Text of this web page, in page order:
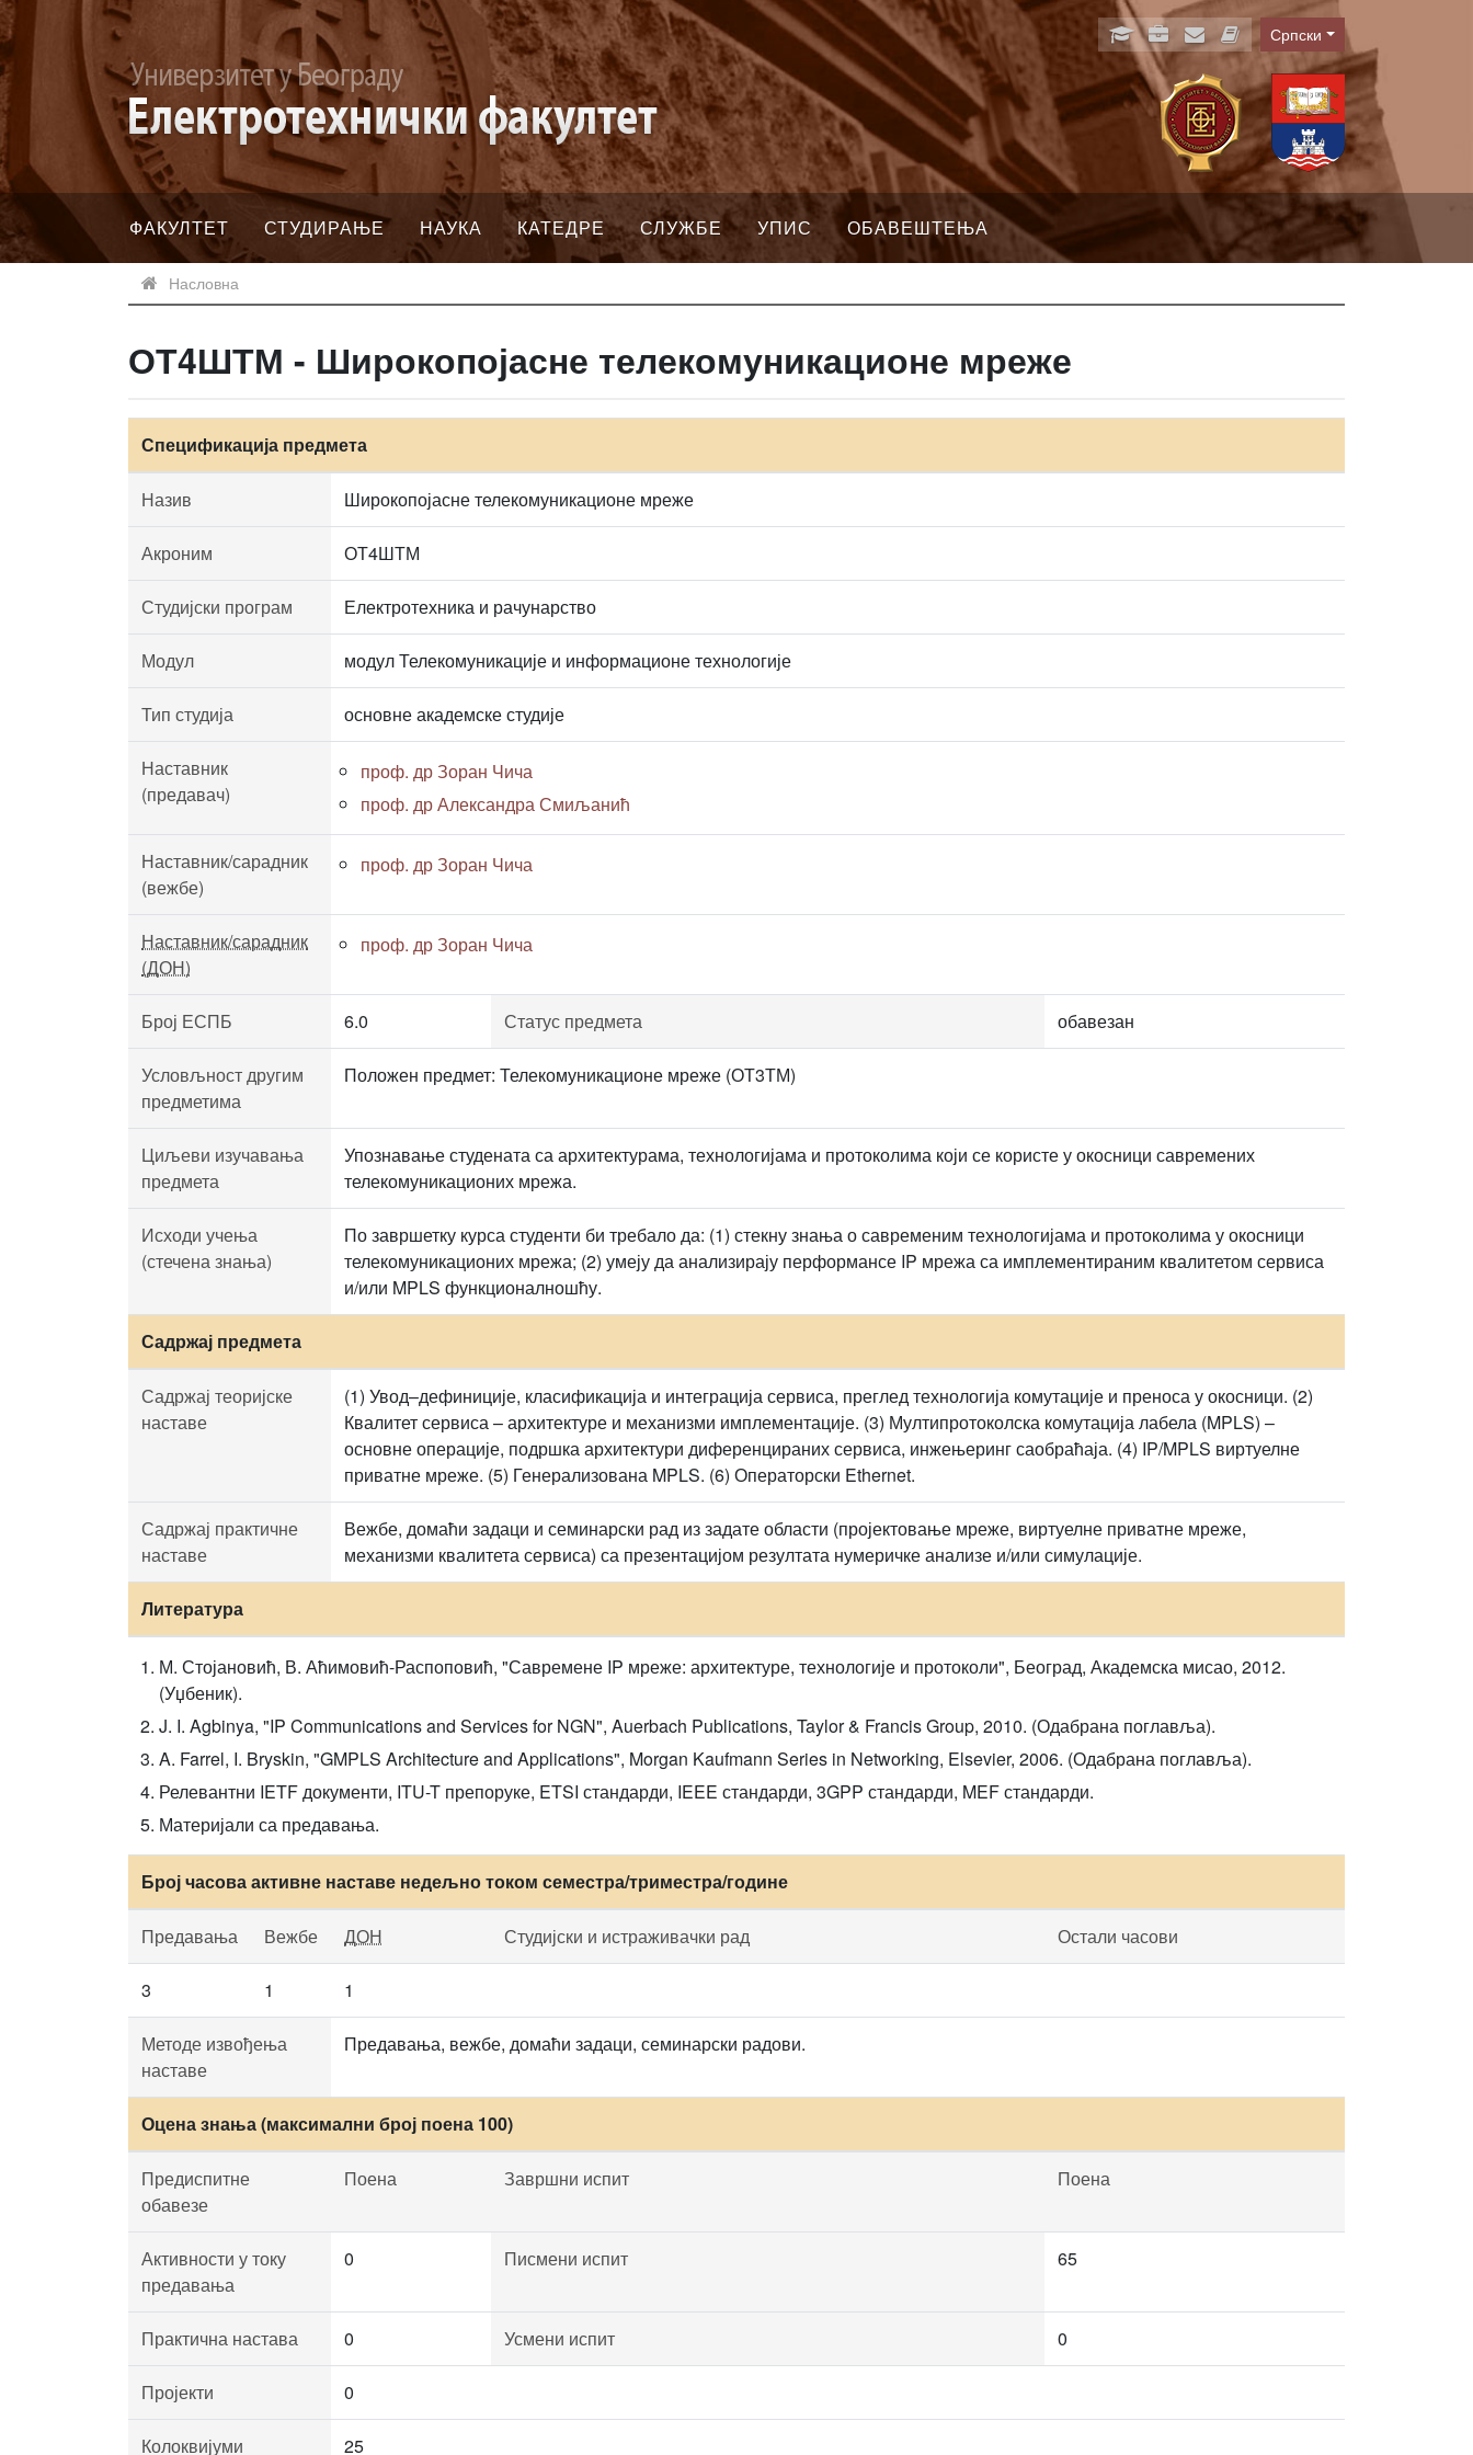
Language
Српски
ФАКУЛТЕТ СТУДИРАЊЕ НАУКА КАТЕДРЕ СЛУЖБЕ УПИС ОБАВЕШТЕЊА
Насловна
ОТ4ШТМ - Широкопојасне телекомуникационе мреже
Спецификација предмета
Назив Широкопојасне телекомуникационе мреже
Акроним ОТ4ШТМ
Студијски програм Електротехника и рачунарство
Модул модул Телекомуникације и информационе технологије
Тип студија основне академске студије
Наставник
(предавач)
проф. др Зоран Чича
проф. др Александра Смиљанић
Наставник/сарадник
(вежбе)
проф. др Зоран Чича
Наставник/сарадник
(ДОН)
проф. др Зоран Чича
Број ЕСПБ 6.0 Статус предмета обавезан
Условљност другим
предметима
Положен предмет: Телекомуникационе мреже (ОТ3ТМ)
Циљеви изучавања
предмета
Упознавање студената са архитектурама, технологијама и протоколима који се користе у окосници савремених
телекомуникационих мрежа.
Исходи учења
(стечена знања)
По завршетку курса студенти би требало да: (1) стекну знања о савременим технологијама и протоколима у окосници
телекомуникационих мрежа; (2) умеју да анализирају перформансе IP мрежа са имплементираним квалитетом сервиса
и/или MPLS функционалношћу.
Садржај предмета
Садржај теоријске
наставе
(1) Увод–дефиниције, класификација и интеграција сервиса, преглед технологија комутације и преноса у окосници. (2)
Квалитет сервиса – архитектуре и механизми имплементације. (3) Мултипротоколска комутација лабела (MPLS) –
основне операције, подршка архитектури диференцираних сервиса, инжењеринг саобраћаја. (4) IP/MPLS виртуелне
приватне мреже. (5) Генерализована MPLS. (6) Операторски Ethernet.
Садржај практичне
наставе
Вежбе, домаћи задаци и семинарски рад из задате области (пројектовање мреже, виртуелне приватне мреже,
механизми квалитета сервиса) са презентацијом резултата нумеричке анализе и/или симулације.
Литература
М. Стојановић, В. Аћимовић-Распоповић, "Савремене IP мреже: архитектуре, технологије и протоколи", Београд, Академска мисао, 2012.
(Уџбеник).
J. I. Agbinya, "IP Communications and Services for NGN", Auerbach Publications, Taylor & Francis Group, 2010. (Одабрана поглавља).
A. Farrel, I. Bryskin, "GMPLS Architecture and Applications", Morgan Kaufmann Series in Networking, Elsevier, 2006. (Одабрана поглавља).
Релевантни IETF документи, ITU-T препоруке, ETSI стандарди, IEEE стандарди, 3GPP стандарди, MEF стандарди.
Материјали са предавања.
Број часова активне наставе недељно током семестра/триместра/године
Предавања Вежбе ДОН Студијски и истраживачки рад Остали часови
3 1 1
Методе извођења
наставе
Предавања, вежбе, домаћи задаци, семинарски радови.
Оцена знања (максимални број поена 100)
Предиспитне
обавезе
Поена Завршни испит Поена
Активности у току
предавања
0 Писмени испит 65
Практична настава 0 Усмени испит 0
Пројекти 0
Колоквијуми 25